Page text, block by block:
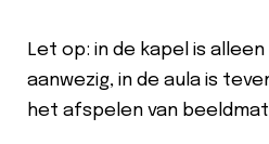
Let op: in de kapel is
aanwezig, in de aula is
het afspelen van